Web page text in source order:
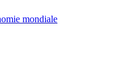
mondiale